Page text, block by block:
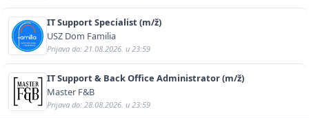
IT Support Specialist (m/ž)
USZ Dom Familia
Prijava do: 21.08.2026. u 23:59
IT Support & Back Office Administrator (m/ž)
Master F&B
Prijava do: 28.08.2026. u 23:59